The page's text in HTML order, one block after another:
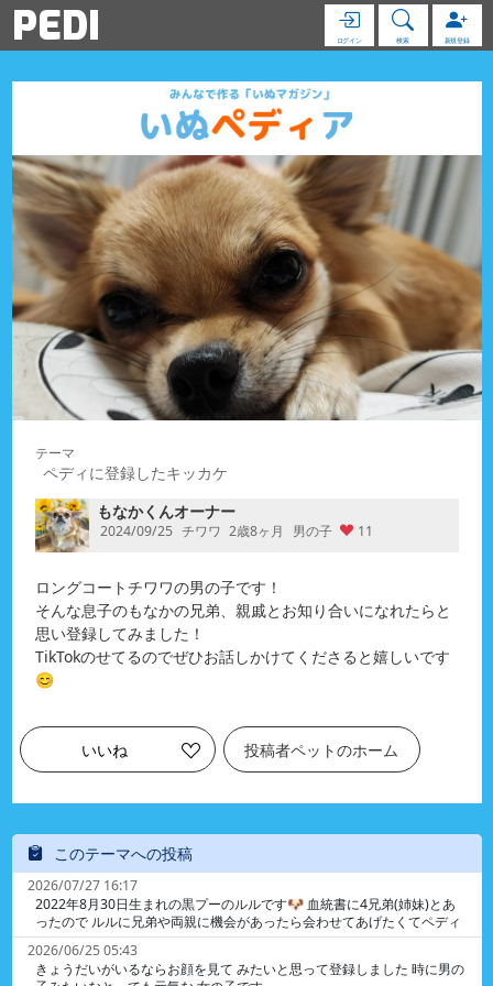
PEDI ログイン 検索 新規登録
ペディに登録したキッカケ
もなかくんオーナー
2024/09/25 チワワ 2歳8ヶ月 男の子 11
ロングコートチワワの男の子です！
そんな息子のもなかの兄弟、親戚とお知り合いになれたらと
思い登録してみました！
TikTokのせてるのでぜひお話しかけてくださると嬉しいです
😊
いいね 投稿者ペットのホーム
このテーマへの投稿
2026/07/27 16:17
2022年8月30日生まれの黒プーのルルです🐶 血統書に4兄弟(姉妹)とあ
ったので ルルに兄弟や両親に機会があったら会わせてあげたくてペディ
に登録しました 生まれたのは埼玉県のニシキガーデンです ネットで調べ
ても情報がなくて個人さんなのか 専門のブリーダーさんなのかもわかり
ません ニシキガーデンの連絡先などご存知の方がいらっし ゃれば教えて
2026/06/25 05:43
きょうだいがいるならお顔を見て みたいと思って登録しました 時に男の